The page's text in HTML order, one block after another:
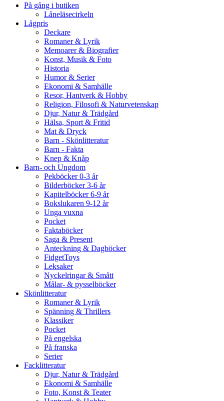
På gång i butiken
Låneläsecirkeln
Lågpris
Deckare
Romaner & Lyrik
Memoarer & Biografier
Konst, Musik & Foto
Historia
Humor & Serier
Ekonomi & Samhälle
Resor, Hantverk & Hobby
Religion, Filosofi & Naturvetenskap
Djur, Natur & Trädgård
Hälsa, Sport & Fritid
Mat & Dryck
Barn - Skönlitteratur
Barn - Fakta
Knep & Knåp
Barn- och Ungdom
Pekböcker 0-3 år
Bilderböcker 3-6 år
Kapitelböcker 6-9 år
Bokslukaren 9-12 år
Unga vuxna
Pocket
Faktaböcker
Saga & Present
Anteckning & Dagböcker
FidgetToys
Leksaker
Nyckelringar & Smått
Målar- & pysselböcker
Skönlitteratur
Romaner & Lyrik
Spänning & Thrillers
Klassiker
Pocket
På engelska
På franska
Serier
Facklitteratur
Djur, Natur & Trädgård
Ekonomi & Samhälle
Foto, Konst & Teater